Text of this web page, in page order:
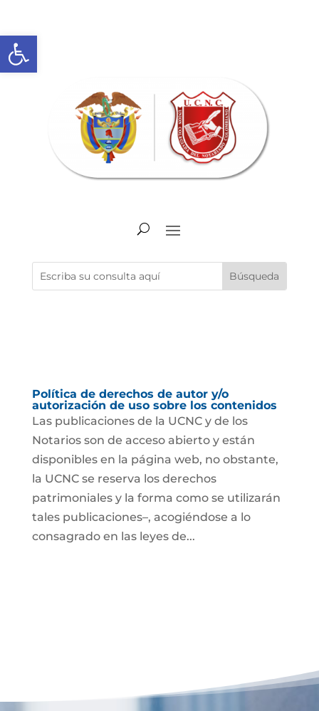
Abrir barra de herramientas
Política de derechos de autor y/o
autorización de uso sobre los contenidos
Las publicaciones de la UCNC y de los
Notarios son de acceso abierto y están
disponibles en la página web, no obstante,
la UCNC se reserva los derechos
patrimoniales y la forma como se utilizarán
tales publicaciones–, acogiéndose a lo
consagrado en las leyes de...